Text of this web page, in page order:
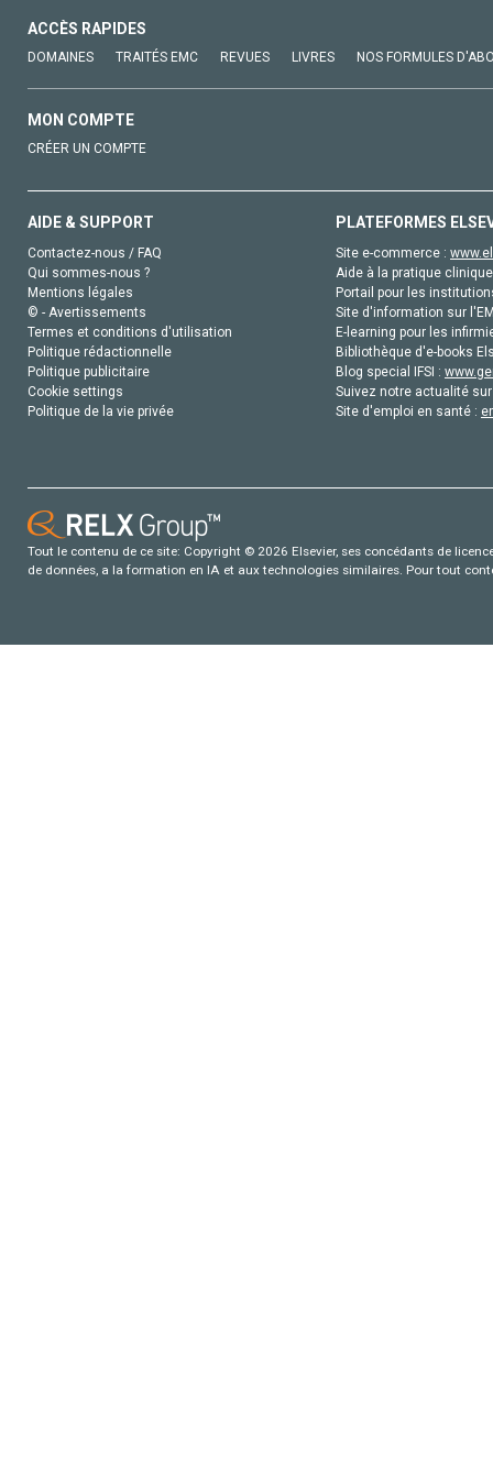
ACCÈS RAPIDES
DOMAINES TRAITÉS EMC REVUES LIVRES NOS FORMULES
MON COMPTE
CRÉER UN COMPTE
AIDE & SUPPORT
Contactez-nous / FAQ
Qui sommes-nous ?
Mentions légales
© - Avertissements
Termes et conditions d'utilisation
Politique rédactionnelle
Politique publicitaire
Cookie settings
Politique de la vie privée
PLATEFORMES
Site e-commerce :
Aide à la pratique
Portail pour les
Site d'information sur
E-learning pour les
Bibliothèque d'e-books
Blog special IFSI :
Suivez notre actualité
Site d'emploi en santé :
Tout le contenu de ce site: Copyright © 2026 Elsevier, ses concédants de
de données, a la formation en IA et aux technologies similaires. Pour tout